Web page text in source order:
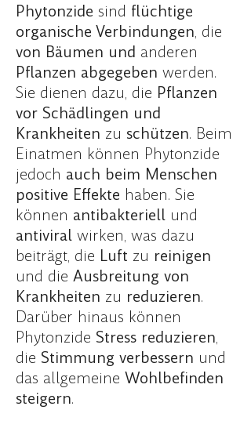
Phytonzide sind flüchtige
organische Verbindungen, die
von Bäumen und anderen
Pflanzen abgegeben werden.
Sie dienen dazu, die Pflanzen
vor Schädlingen und
Krankheiten zu schützen. Beim
Einatmen können Phytonzide
jedoch auch beim Menschen
positive Effekte haben. Sie
können antibakteriell und
antiviral wirken, was dazu
beiträgt, die Luft zu reinigen
und die Ausbreitung von
Krankheiten zu reduzieren.
Darüber hinaus können
Phytonzide Stress reduzieren,
die Stimmung verbessern und
das allgemeine Wohlbefinden
steigern.